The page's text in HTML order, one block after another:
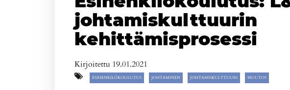
johtamiskulttuurin
kehittämisprosessi
Kirjoitettu 19.01.2021
ESIHENKILÖKOULUTUS JOHTAMINEN JOHTAMISKULTTUURI MUUTOS